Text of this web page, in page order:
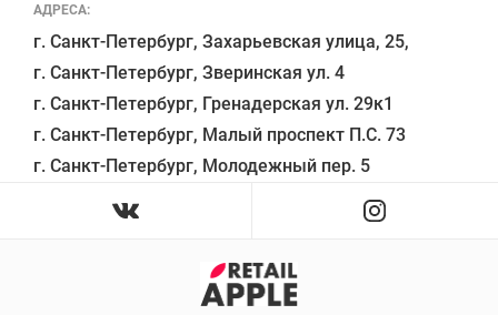
АДРЕСА:
г. Санкт-Петербург, Захарьевская улица, 25,
г. Санкт-Петербург, Зверинская ул. 4
г. Санкт-Петербург, Гренадерская ул. 29к1
г. Санкт-Петербург, Малый проспект П.С. 73